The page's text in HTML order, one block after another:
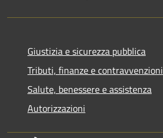
Giustizia e sicurezza pubblica
Tributi, finanze e contravvenzioni
Salute, benessere e assistenza
Autorizzazioni